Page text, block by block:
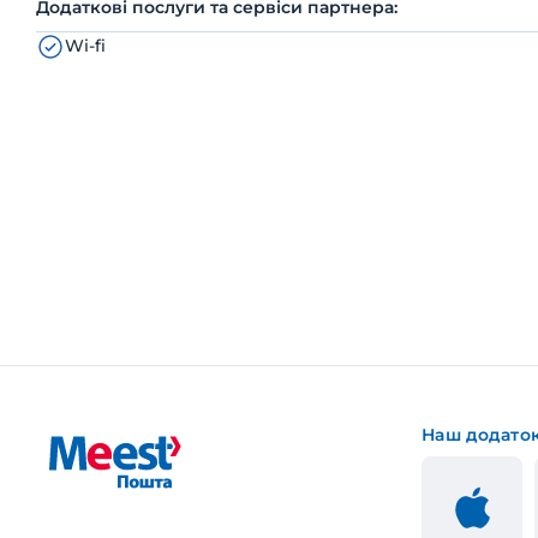
Додаткові послуги та сервіси партнера:
Wi-fi
Наш